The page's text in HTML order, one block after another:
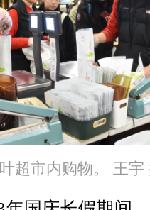
超市内购物。 王宇